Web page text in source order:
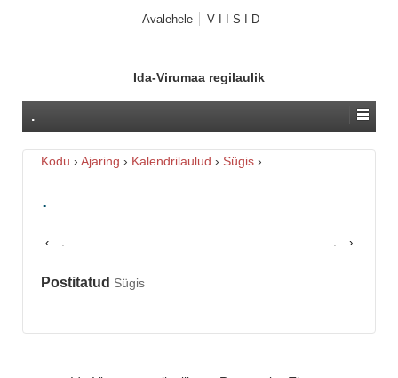
Avalehele V I I S I D
Ida-Virumaa regilaulik
.
Kodu › Ajaring › Kalendrilaulud › Sügis ›
.
‹ ›
Postitatud Sügis